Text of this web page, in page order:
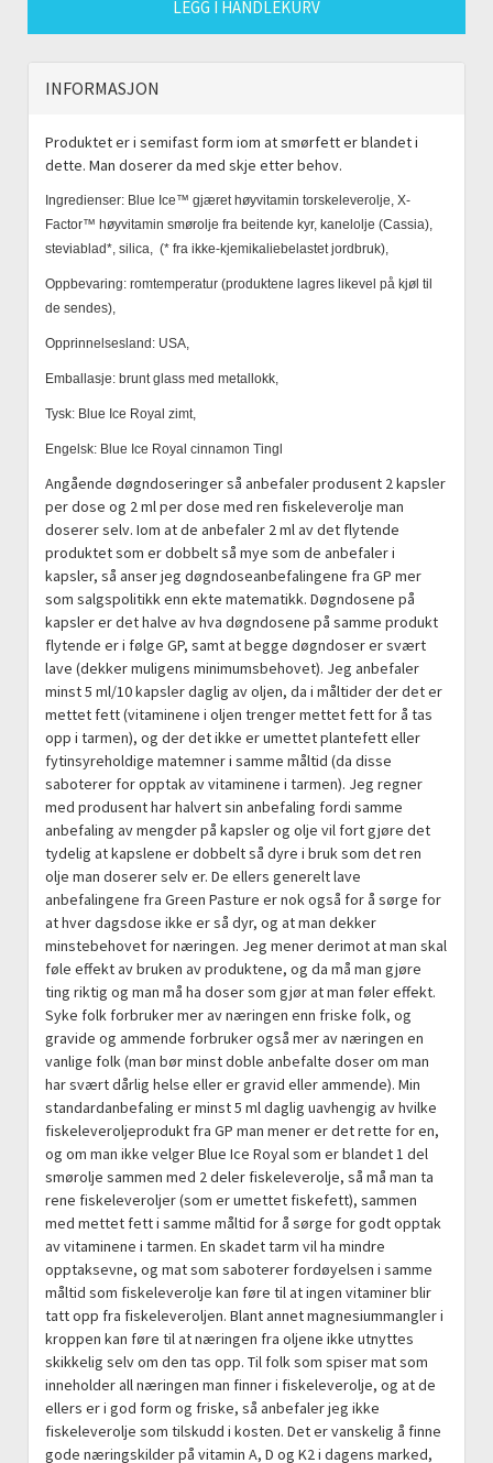
LEGG I HANDLEKURV
INFORMASJON
Produktet er i semifast form iom at smørfett er blandet i
dette. Man doserer da med skje etter behov.
Ingredienser: Blue Ice™ gjæret høyvitamin torskeleverolje, X-
Factor™ høyvitamin smørolje fra beitende kyr, kanelolje (Cassia),
steviablad*, silica, (* fra ikke-kjemikaliebelastet jordbruk),
Oppbevaring: romtemperatur (produktene lagres likevel på kjøl til
de sendes),
Opprinnelsesland: USA,
Emballasje: brunt glass med metallokk,
Tysk: Blue Ice Royal zimt,
Engelsk: Blue Ice Royal cinnamon Tingl
Angående døgndoseringer så anbefaler produsent 2 kapsler
per dose og 2 ml per dose med ren fiskeleverolje man
doserer selv. Iom at de anbefaler 2 ml av det flytende
produktet som er dobbelt så mye som de anbefaler i
kapsler, så anser jeg døgndoseanbefalingene fra GP mer
som salgspolitikk enn ekte matematikk. Døgndosene på
kapsler er det halve av hva døgndosene på samme produkt
flytende er i følge GP, samt at begge døgndoser er svært
lave (dekker muligens minimumsbehovet). Jeg anbefaler
minst 5 ml/10 kapsler daglig av oljen, da i måltider der det er
mettet fett (vitaminene i oljen trenger mettet fett for å tas
opp i tarmen), og der det ikke er umettet plantefett eller
fytinsyreholdige matemner i samme måltid (da disse
saboterer for opptak av vitaminene i tarmen). Jeg regner
med produsent har halvert sin anbefaling fordi samme
anbefaling av mengder på kapsler og olje vil fort gjøre det
tydelig at kapslene er dobbelt så dyre i bruk som det ren
olje man doserer selv er. De ellers generelt lave
anbefalingene fra Green Pasture er nok også for å sørge for
at hver dagsdose ikke er så dyr, og at man dekker
minstebehovet for næringen. Jeg mener derimot at man skal
føle effekt av bruken av produktene, og da må man gjøre
ting riktig og man må ha doser som gjør at man føler effekt.
Syke folk forbruker mer av næringen enn friske folk, og
gravide og ammende forbruker også mer av næringen en
vanlige folk (man bør minst doble anbefalte doser om man
har svært dårlig helse eller er gravid eller ammende). Min
standardanbefaling er minst 5 ml daglig uavhengig av hvilke
fiskeleveroljeprodukt fra GP man mener er det rette for en,
og om man ikke velger Blue Ice Royal som er blandet 1 del
smørolje sammen med 2 deler fiskeleverolje, så må man ta
rene fiskeleveroljer (som er umettet fiskefett), sammen
med mettet fett i samme måltid for å sørge for godt opptak
av vitaminene i tarmen. En skadet tarm vil ha mindre
opptaksevne, og mat som saboterer fordøyelsen i samme
måltid som fiskeleverolje kan føre til at ingen vitaminer blir
tatt opp fra fiskeleveroljen. Blant annet magnesiummangler i
kroppen kan føre til at næringen fra oljene ikke utnyttes
skikkelig selv om den tas opp. Til folk som spiser mat som
inneholder all næringen man finner i fiskeleverolje, og at de
ellers er i god form og friske, så anbefaler jeg ikke
fiskeleverolje som tilskudd i kosten. Det er vanskelig å finne
gode næringskilder på vitamin A, D og K2 i dagens marked,